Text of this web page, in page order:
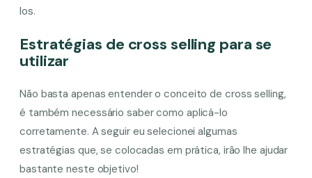
los.
Estratégias de cross selling para se
utilizar
Não basta apenas entender o conceito de cross selling,
é também necessário saber como aplicá-lo
corretamente. A seguir eu selecionei algumas
estratégias que, se colocadas em prática, irão lhe ajudar
bastante neste objetivo!